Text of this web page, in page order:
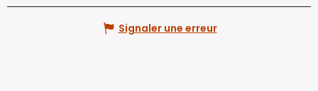
Signaler une erreur